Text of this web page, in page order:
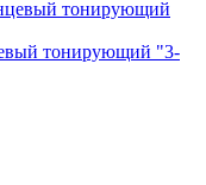
тонирующий "3-